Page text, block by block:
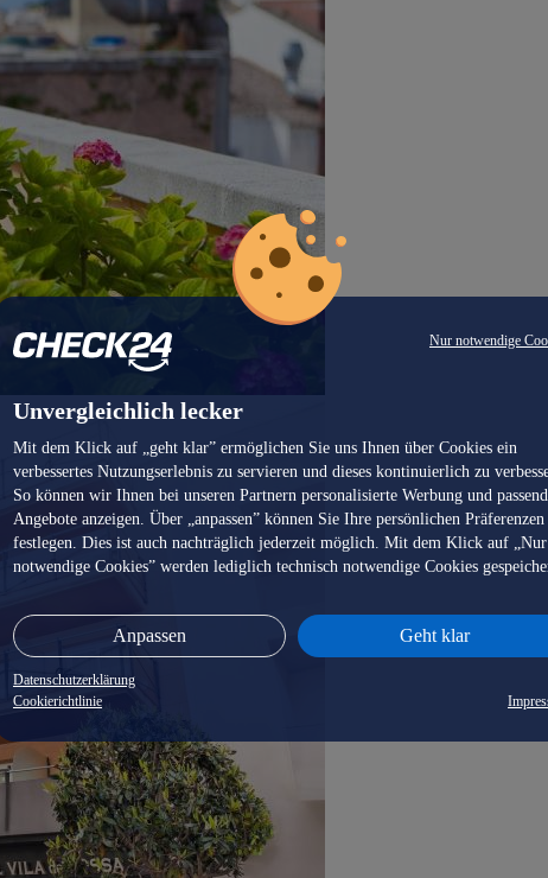
Nur notwendige
Unvergleichlich lecker
Mit dem Klick auf „geht klar” ermöglichen Sie uns Ihnen über Cookies ein
verbessertes Nutzungserlebnis zu servieren und dieses kontinuierlich zu
So können wir Ihnen bei unseren Partnern personalisierte Werbung und
Angebote anzeigen. Über „anpassen” können Sie Ihre persönlichen Präferenzen
festlegen. Dies ist auch nachträglich jederzeit möglich. Mit dem Klick auf „Nur
notwendige Cookies” werden lediglich technisch notwendige Cookies
Anpassen Geht klar
Datenschutzerklärung
Cookierichtlinie